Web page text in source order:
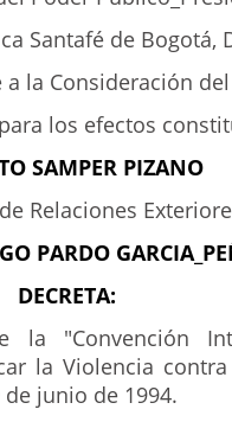
Santafé de Bogotá,
a la Consideración
los efectos
SAMPER PIZANO
Relaciones
PARDO
DECRETA:
la "Convención
la Violencia
junio de 1994.